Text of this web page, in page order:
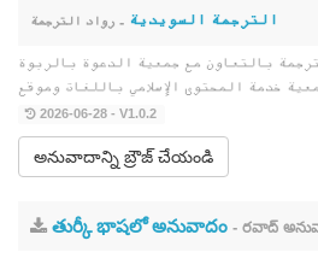
الترجمة السويدية - رواد الترجمة
بالتعاون مع جمعية الدعوة بالربوة
2026-06-28 - V1.0.2
అనువాదాన్ని బ్రౌజ్ చేయండి
తుర్కీ భాషలో అనువాదం - రవాద్